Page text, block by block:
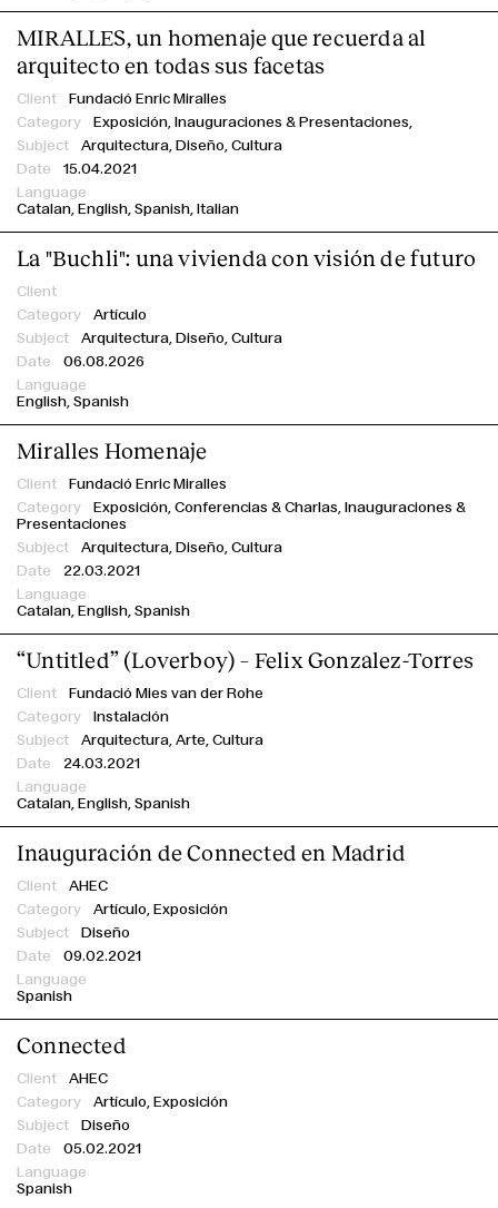
MIRALLES, un homenaje que recuerda al
arquitecto en todas sus facetas
Fundació Enric Miralles
Exposición, Inauguraciones & Presentaciones,
Arquitectura, Diseño, Cultura
15.04.2021
Catalan English Spanish Italian
La "Buchli": una vivienda con visión de futuro
Artículo
Arquitectura, Diseño, Cultura
06.08.2026
English Spanish
Miralles Homenaje
Fundació Enric Miralles
Exposición, Conferencias & Charlas, Inauguraciones &
Presentaciones
Arquitectura, Diseño, Cultura
22.03.2021
Catalan English Spanish
“Untitled” (Loverboy) – Felix Gonzalez-Torres
Fundació Mies van der Rohe
Instalación
Arquitectura, Arte, Cultura
24.03.2021
Catalan English Spanish
Inauguración de Connected en Madrid
AHEC
Artículo, Exposición
Diseño
09.02.2021
Spanish
Connected
AHEC
Artículo, Exposición
Diseño
05.02.2021
Spanish